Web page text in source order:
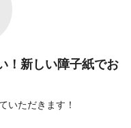
！新しい障子紙でお
いただきます！